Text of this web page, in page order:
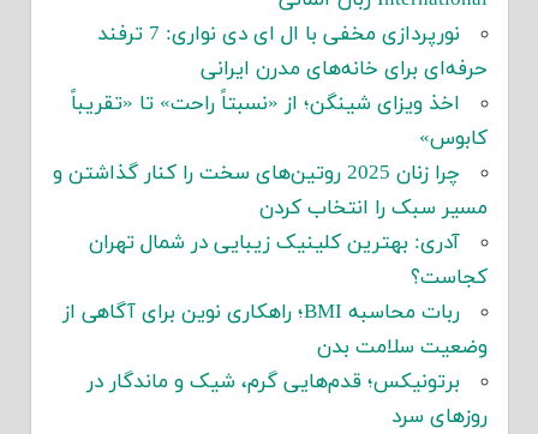
نورپردازی مخفی با ال ای دی نواری: 7 ترفند
حرفه‌ای برای خانه‌های مدرن ایرانی
اخذ ویزای شینگن؛ از «نسبتاً راحت» تا «تقریباً
کابوس»
چرا زنان 2025 روتین‌های سخت را کنار گذاشتن و
مسیر سبک را انتخاب کردن
آدری: بهترین کلینیک زیبایی در شمال تهران
کجاست؟
ربات محاسبه BMI؛ راهکاری نوین برای آگاهی از
وضعیت سلامت بدن
برتونیکس؛ قدم‌هایی گرم، شیک و ماندگار در
روزهای سرد